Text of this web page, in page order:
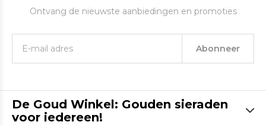
Ontvang de nieuwste aanbiedingen en promoties
Abonneer
De Goud Winkel: Gouden sieraden
voor iedereen!